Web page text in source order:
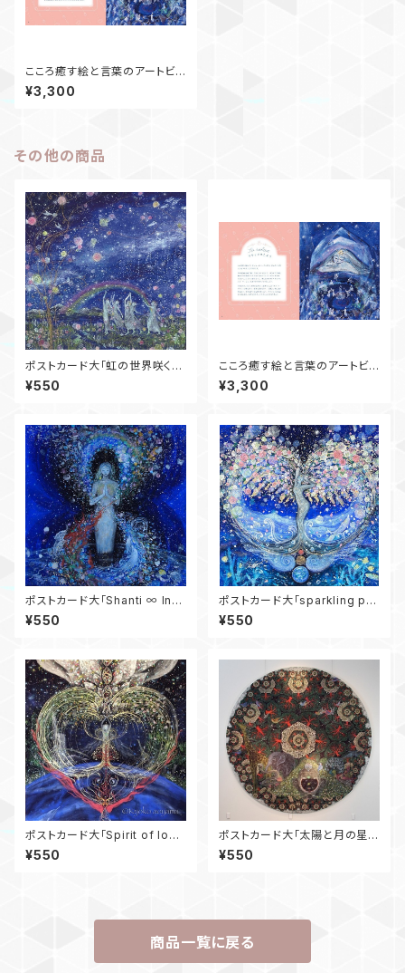
こころ癒す絵と言葉のアートビ
ジュアルブック「女神のマインド
フルネス」
¥3,300
その他の商品
ポストカード大「虹の世界咲く愛
の花」
¥550
こころ癒す絵と言葉のアートビ
ジュアルブック「女神のマインド
フルネス」
¥3,300
ポストカード大「Shanti ∞ Infi
nity」
¥550
ポストカード大「sparkling po
wer gate」
¥550
ポストカード大「Spirit of lov
e」
¥550
ポストカード大「太陽と月の星ま
つり」
¥550
商品一覧に戻る